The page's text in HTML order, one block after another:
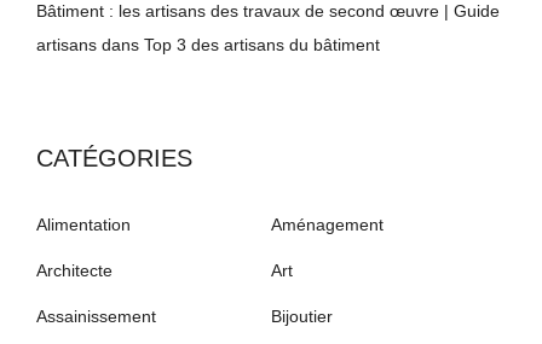
Bâtiment : les artisans des travaux de second œuvre | Guide
artisans dans Top 3 des artisans du bâtiment
CATÉGORIES
Alimentation Aménagement
Architecte Art
Assainissement Bijoutier